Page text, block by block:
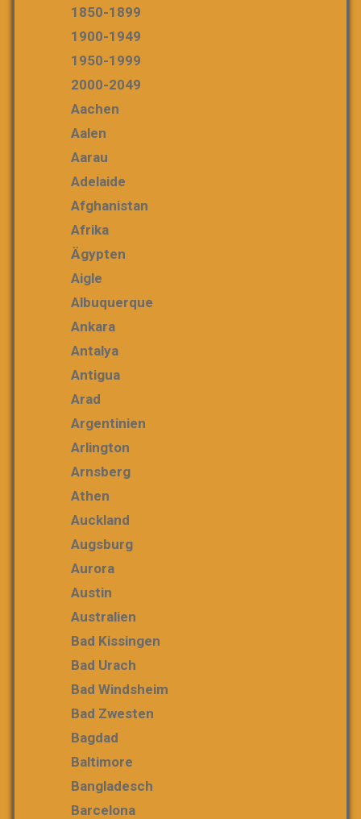
1850-1899
1900-1949
1950-1999
2000-2049
Aachen
Aalen
Aarau
Adelaide
Afghanistan
Afrika
Ägypten
Aigle
Albuquerque
Ankara
Antalya
Antigua
Arad
Argentinien
Arlington
Arnsberg
Athen
Auckland
Augsburg
Aurora
Austin
Australien
Bad Kissingen
Bad Urach
Bad Windsheim
Bad Zwesten
Bagdad
Baltimore
Bangladesch
Barcelona